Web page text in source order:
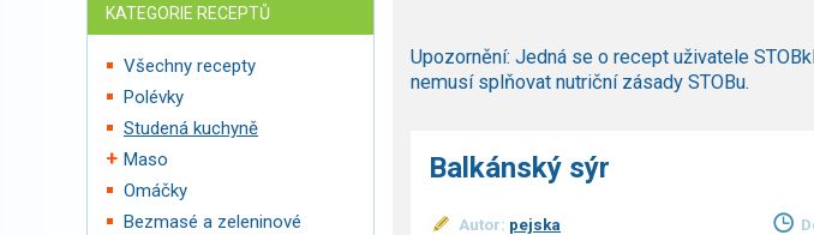
KATEGORIE RECEPTŮ
Všechny recepty
Polévky
Studená kuchyně
Maso
Omáčky
Bezmasé a zeleninové
Upozornění: Jedná se o recept uživatele
nemusí splňovat nutriční zásady STOBu.
Balkánský sýr
Autor: pejska